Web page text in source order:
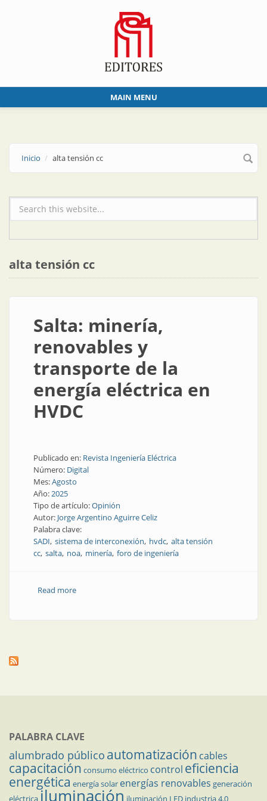
MAIN MENU
Inicio alta tensión cc
Formulario de búsqueda
alta tensión cc
Salta: minería,
renovables y
transporte de la
energía eléctrica en
HVDC
Publicado en: Revista Ingeniería Eléctrica
Número: Digital
Mes:Agosto
Año:2025
Tipo de artículo:Opinión
Autor: Jorge Argentino Aguirre Celiz
Palabra clave:
SADI sistema de interconexión hvdc alta tensión
cc salta noa minería foro de ingeniería
Read moreabout Salta: minería, renovables y transporte de la
PALABRA CLAVE
alumbrado público automatización cables
capacitación consumo eléctrico control eficiencia
energética energía solar energías renovables generación
eléctricailuminación iluminación LED industria 4.0